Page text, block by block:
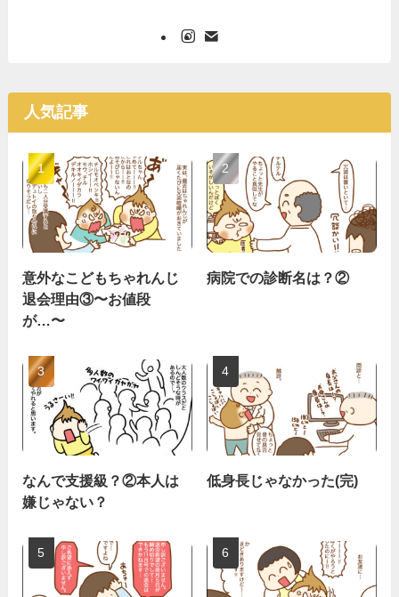
人気記事
意外なこどもちゃれんじ
退会理由③〜お値段
が…〜
病院での診断名は？②
なんで支援級？②本人は
嫌じゃない？
低身長じゃなかった(完)